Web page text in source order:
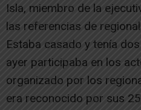
Isla, miembro de la
las referencias de
Estaba casado y tenía
ayer participaba en los
organizado por los
era reconocido por sus